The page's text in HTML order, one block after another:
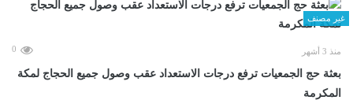
غير مصنف
منذ 3 أشهر 0
بعثة حج الجمعيات ترفع درجات الاستعداد عقب وصول جميع الحجاج لمكة
المكرمة